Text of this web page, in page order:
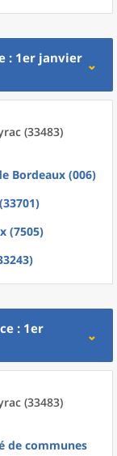
: 1er janvier
(33483)
Bordeaux (006)
(7505)
: 1er
(33483)
de communes